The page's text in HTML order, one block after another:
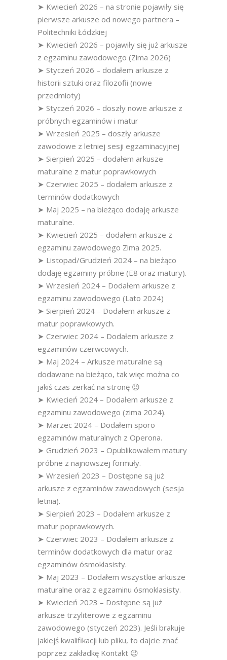
➤ Kwiecień 2026 – na stronie pojawiły się
pierwsze arkusze od nowego partnera –
Politechniki Łódzkiej
➤ Kwiecień 2026 – pojawiły się już arkusze
z egzaminu zawodowego (Zima 2026)
➤ Styczeń 2026 – dodałem arkusze z
historii sztuki oraz filozofii (nowe
przedmioty)
➤ Styczeń 2026 – doszły nowe arkusze z
próbnych egzaminów i matur
➤ Wrzesień 2025 – doszły arkusze
zawodowe z letniej sesji egzaminacyjnej
➤ Sierpień 2025 – dodałem arkusze
maturalne z matur poprawkowych
➤ Czerwiec 2025 – dodałem arkusze z
terminów dodatkowych
➤ Maj 2025 – na bieżąco dodaję arkusze
maturalne.
➤ Kwiecień 2025 – dodałem arkusze z
egzaminu zawodowego Zima 2025.
➤ Listopad/Grudzień 2024 – na bieżąco
dodaję egzaminy próbne (E8 oraz matury).
➤ Wrzesień 2024 – Dodałem arkusze z
egzaminu zawodowego (Lato 2024)
➤ Sierpień 2024 – Dodałem arkusze z
matur poprawkowych.
➤ Czerwiec 2024 – Dodałem arkusze z
egzaminów czerwcowych.
➤ Maj 2024 – Arkusze maturalne są
dodawane na bieżąco, tak więc można co
jakiś czas zerkać na stronę 😉
➤ Kwiecień 2024 – Dodałem arkusze z
egzaminu zawodowego (zima 2024).
➤ Marzec 2024 – Dodałem sporo
egzaminów maturalnych z Operona.
➤ Grudzień 2023 – Opublikowałem matury
próbne z najnowszej formuły.
➤ Wrzesień 2023 – Dostępne są już
arkusze z egzaminów zawodowych (sesja
letnia).
➤ Sierpień 2023 – Dodałem arkusze z
matur poprawkowych.
➤ Czerwiec 2023 – Dodałem arkusze z
terminów dodatkowych dla matur oraz
egzaminów ósmoklasisty.
➤ Maj 2023 – Dodałem wszystkie arkusze
maturalne oraz z egzaminu ósmoklasisty.
➤ Kwiecień 2023 – Dostępne są już
arkusze trzyliterowe z egzaminu
zawodowego (styczeń 2023). Jeśli brakuje
jakiejś kwalifikacji lub pliku, to dajcie znać
poprzez zakładkę Kontakt 😉